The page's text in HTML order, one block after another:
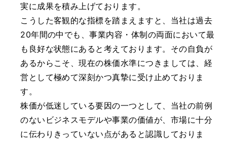
実に成果を積み上げております。
こうした客観的な指標を踏まえますと、当社は過去
20年間の中でも、事業内容・体制の両面において最
も良好な状態にあると考えております。その自負が
あるからこそ、現在の株価水準につきましては、経
営として極めて深刻かつ真摯に受け止めておりま
す。
株価が低迷している要因の一つとして、当社の前例
のないビジネスモデルや事業の価値が、市場に十分
に伝わりきっていない点があると認識しておりま